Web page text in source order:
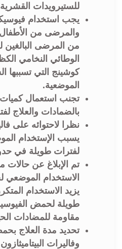
للستيرويدات
يجب استخدام
والمرضى من الأطفال
من المرضى البالغين
كوشينج التي تسببها
الموضعية.
تجنب استعمال كميات
بالضمادات والعلاج
نظرا لاحتوائه على
يسبب الإستخدام
لفترات طويلة في
تم الإبلاغ عن حالات
الاستخدام
يزيد الاستخدام
طويلة لحمض
مقاومة للمضادات
تحديد مدة العلاج